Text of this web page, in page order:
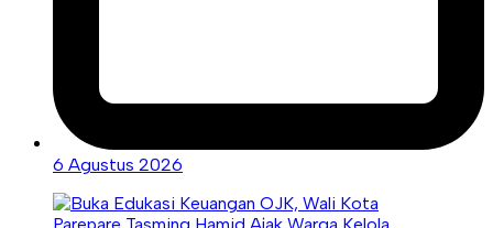
6 Agustus 2026